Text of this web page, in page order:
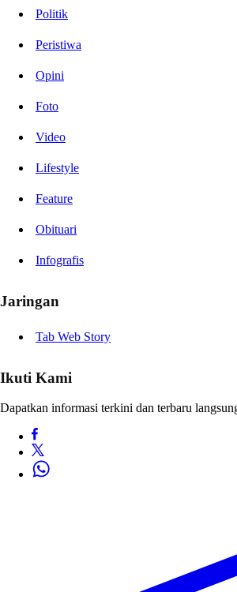
Politik
Peristiwa
Opini
Foto
Video
Lifestyle
Feature
Obituari
Infografis
Jaringan
Tab Web Story
Ikuti Kami
Dapatkan informasi terkini dan terbaru